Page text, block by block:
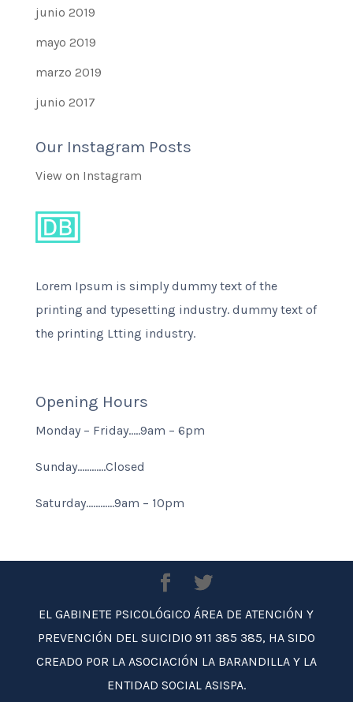
junio 2019
mayo 2019
marzo 2019
junio 2017
Our Instagram Posts
View on Instagram
Lorem Ipsum is simply dummy text of the
printing and typesetting industry. dummy text of
the printing Ltting industry.
Opening Hours
Monday – Friday…..9am – 6pm
Sunday…………Closed
Saturday…………9am – 10pm
EL GABINETE PSICOLÓGICO ÁREA DE ATENCIÓN Y
PREVENCIÓN DEL SUICIDIO 911 385 385, HA SIDO
CREADO POR LA ASOCIACIÓN LA BARANDILLA Y LA
ENTIDAD SOCIAL ASISPA.